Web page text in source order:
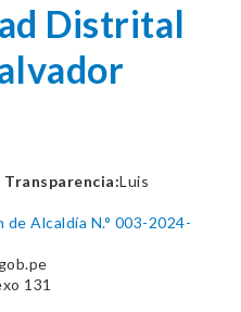
Distrital
Luis
de Alcaldía N.° 003-2024-
131